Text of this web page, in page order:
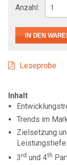
Anzahl:
Leseprobe
Inhalt
Trends im
Zielsetzung
3rd und 4th